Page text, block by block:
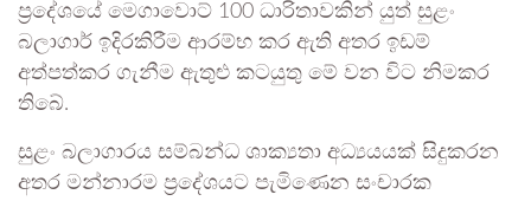
ප්‍රදේශයේ මෙගාවොට් 100 ධාරිතාවකින් යුත් සුළං
බලාගාර් ඉදිරකිරීම ආරම්භ කර ඇති අතර ඉඩම්
අත්පත්කර ගැනීම ඇතුළු කටයුතු මේ වන විට නිමකර
තිබේ.
සුළං බලාගාරය සම්බන්ධ ශාක්‍යතා අධ්‍යයයක් සිදුකරන
අතර මන්නාරම ප්‍රදේශයට පැමිණෙන සංචාරක